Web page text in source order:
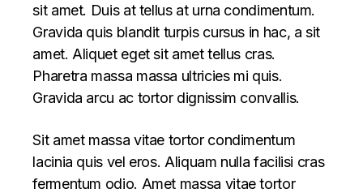
sit amet. Duis at tellus at urna condimentum.
Gravida quis blandit turpis cursus in hac, a sit
amet. Aliquet eget sit amet tellus cras.
Pharetra massa massa ultricies mi quis.
Gravida arcu ac tortor dignissim convallis.
Sit amet massa vitae tortor condimentum
lacinia quis vel eros. Aliquam nulla facilisi cras
fermentum odio. Amet massa vitae tortor